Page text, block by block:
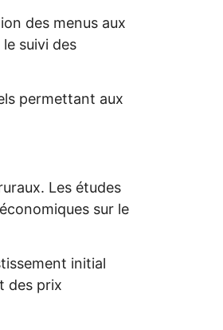
des menus aux
suivi des
permettant aux
Les études
sur le
initial
des prix